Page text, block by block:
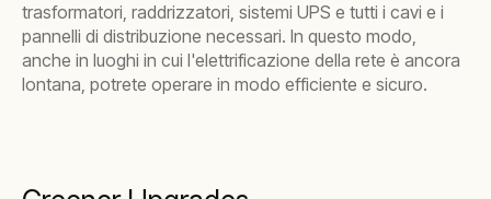
trasformatori, raddrizzatori, sistemi UPS e tutti i cavi e i
pannelli di distribuzione necessari. In questo modo,
anche in luoghi in cui l'elettrificazione della rete è ancora
lontana, potrete operare in modo efficiente e sicuro.